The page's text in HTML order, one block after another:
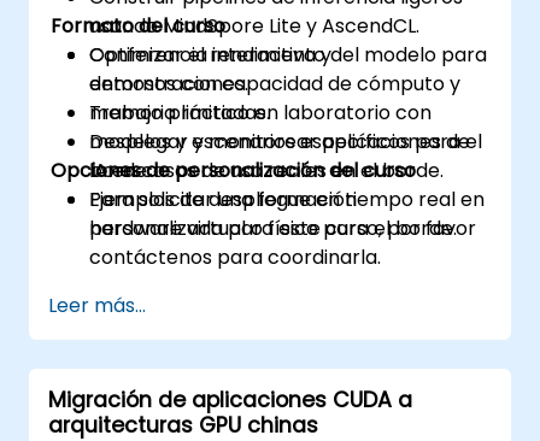
usando MindSpore Lite y AscendCL.
Optimizar el rendimiento del modelo para
entornos con capacidad de cómputo y
memoria limitadas.
Desplegar y monitorear aplicaciones de
IA en casos de uso reales en el borde.
Formato del curso
Conferencia interactiva y
demostraciones.
Trabajo práctico en laboratorio con
modelos y escenarios específicos para el
borde.
Ejemplos de despliegue en tiempo real en
hardware virtual o físico para el borde.
Opciones de personalización del curso
Para solicitar una formación
personalizada para este curso, por favor
contáctenos para coordinarla.
Leer más...
Migración de aplicaciones CUDA a
arquitecturas GPU chinas